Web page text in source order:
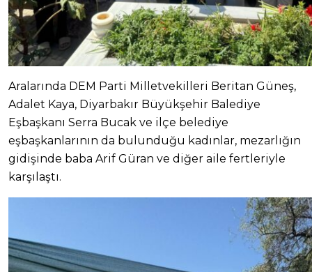
Aralarında DEM Parti Milletvekilleri Beritan Güneş,
Adalet Kaya, Diyarbakır Büyükşehir Balediye
Eşbaşkanı Serra Bucak ve ilçe belediye
eşbaşkanlarının da bulunduğu kadınlar, mezarlığın
gidişinde baba Arif Güran ve diğer aile fertleriyle
karşılaştı.